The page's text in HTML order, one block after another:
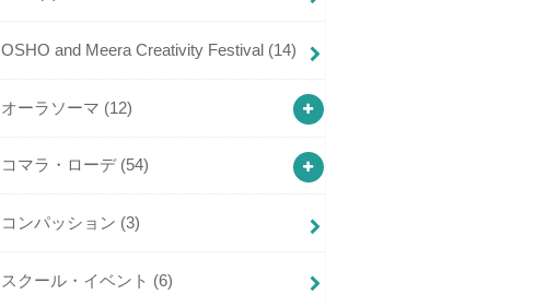
OSHO and Meera Creativity Festival (14)
オーラソーマ (12)
コマラ・ローデ (54)
コンパッション (3)
スクール・イベント (6)